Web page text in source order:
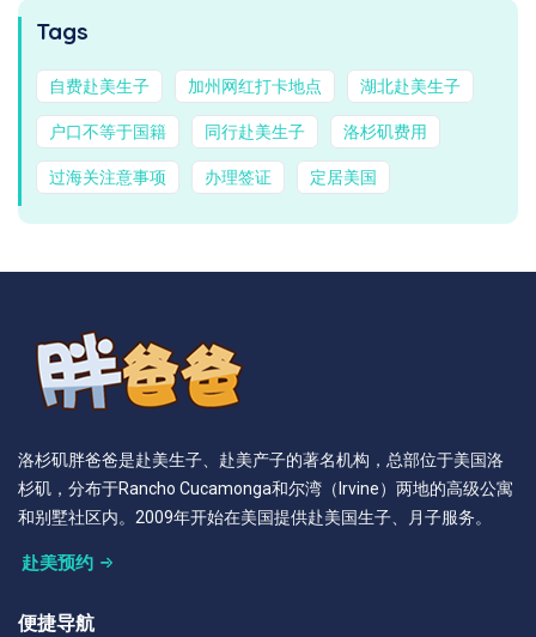
Tags
自费赴美生子 加州网红打卡地点 湖北赴美生子
户口不等于国籍 同行赴美生子 洛杉矶费用
过海关注意事项 办理签证 定居美国
洛杉矶胖爸爸是赴美生子、赴美产子的著名机构，总部位于美国洛
杉矶，分布于Rancho Cucamonga和尔湾（Irvine）两地的高级公寓
和别墅社区内。2009年开始在美国提供赴美国生子、月子服务。
赴美预约
便捷导航